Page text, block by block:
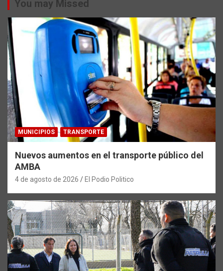
You may Missed
MUNICIPIOS TRANSPORTE
Nuevos aumentos en el transporte público del
AMBA
4 de agosto de 2026 El Podio Politico